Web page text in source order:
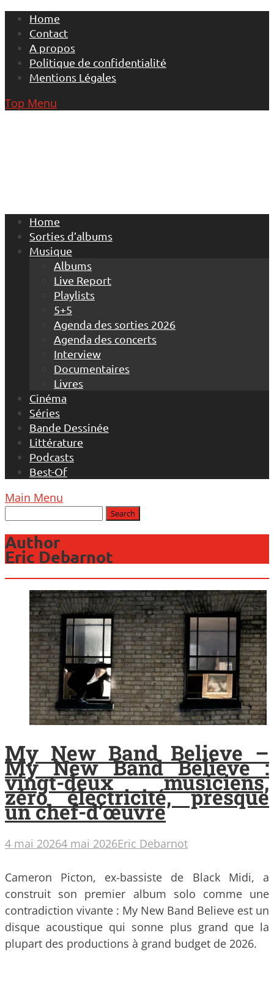
Skip
content
Home
Contact
A propos
Politique de confidentialité
Mentions Légales
Top Menu
Home
Sorties d’albums
Musique
Albums
Live Report
Playlists
5+5
Agenda des sorties 2026
Agenda des concerts
Interview
Documentaires
Livres
Cinéma
Séries
Bande Dessinée
Littérature
Podcasts
Best-Of
Main Menu
Author
Eric Debarnot
My New Band Believe –
My New Band Believe :
vingt-deux musiciens,
zéro électricité, presque
un chef-d’œuvre
4 mai 20264 mai 2026Eric Debarnot
Cameron Picton, ex-bassiste de Black Midi, a
construit son premier album solo comme une
contradiction vivante : My New Band Believe est un
disque acoustique qui sonne plus grand que la
plupart des productions à grand budget de 2026.